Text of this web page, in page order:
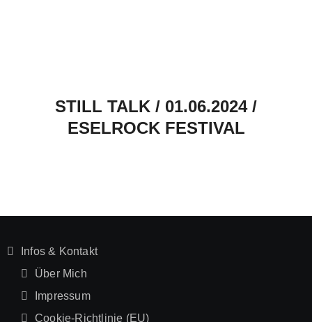
STILL TALK / 01.06.2024 /
ESELROCK FESTIVAL
Infos & Kontakt
Über Mich
Impressum
Cookie-Richtlinie (EU)